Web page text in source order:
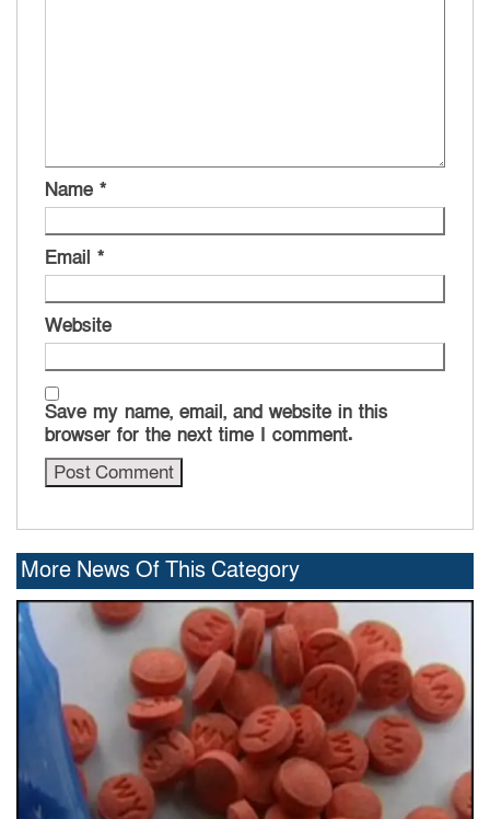
Name *
Email *
Website
Save my name, email, and website in this
browser for the next time I comment.
More News Of This Category